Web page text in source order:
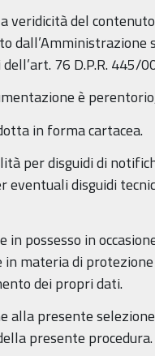
del
76 D.P.R. 445/
è
in forma cartacea.
per disguidi di
eventuali disguidi
possesso in
in materia di
dei propri dati.
presente
presente procedura.